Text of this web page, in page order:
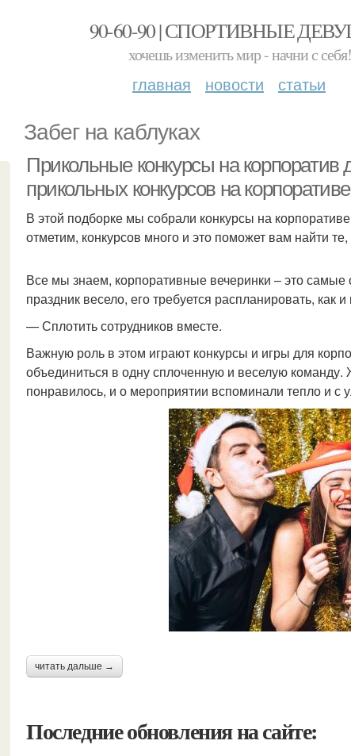
90-60-90 | СПОРТИВНЫЕ
хочешь изменить мир - начни с себя!
главная новости статьи
Забег на каблуках
Прикольные конкурсы на
прикольных конкурсов на корпоративе
В этой подборке мы собрали конкурсы на
отметим, конкурсов много и это поможет вам найти
Все мы знаем, корпоративные вечеринки – это
праздник весело, его требуется распланировать, как
— Сплотить сотрудников вместе.
Важную роль в этом играют конкурсы и игры для
объединиться в одну сплоченную и веселую
понравилось, и о мероприятии вспоминали тепло и с
читать дальше →
Последние обновления на сайте: